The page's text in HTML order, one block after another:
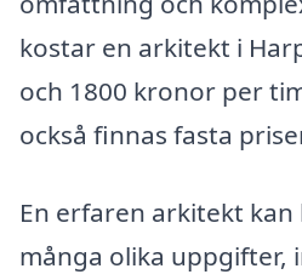
kostar en arkitekt i
och 1800 kronor per
också finnas fasta
En erfaren arkitekt kan
många olika uppgifter,